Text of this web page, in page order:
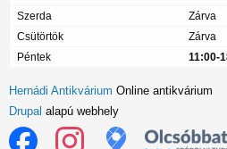
Szerda
Zárva
Csütörtök
Zárva
Péntek
11:00-
Hernádi Antikvárium Online antikvárium
Drupal alapú webhely